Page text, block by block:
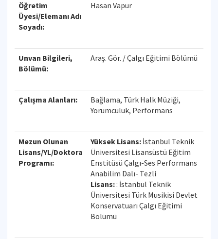
Öğretim
Üyesi/Elemanı Adı
Soyadı:
Hasan Vapur
Unvan Bilgileri,
Bölümü:
Araş. Gör. / Çalgı Eğitimi Bölümü
Çalışma Alanları:
Bağlama, Türk Halk Müziği,
Yorumculuk, Performans
Mezun Olunan
Lisans/YL/Doktora
Programı:
Yüksek Lisans: İstanbul Teknik
Üniversitesi Lisansüstü Eğitim
Enstitüsü Çalgı-Ses Performans
Anabilim Dalı- Tezli
Lisans:: İstanbul Teknik
Üniversitesi Türk Musikisi Devlet
Konservatuarı Çalgı Eğitimi
Bölümü